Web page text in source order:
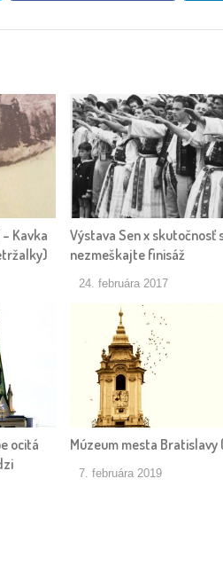
Kavka
Výstava Sen x skutočnosť
nezmeškajte finisáž
24. februára 2017
ocitá
Múzeum mesta Bratislavy
7. februára 2019